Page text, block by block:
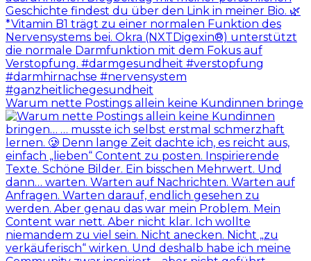
Warum nette Postings allein keine Kundinnen bringe